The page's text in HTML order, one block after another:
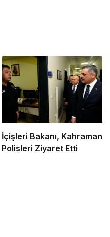
İçişleri Bakanı, Kahraman
Polisleri Ziyaret Etti